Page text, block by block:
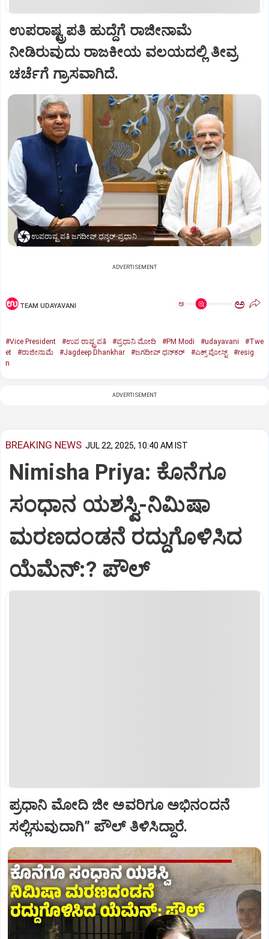
ಉಪರಾಷ್ಟ್ರಪತಿ ಹುದ್ದೆಗೆ ರಾಜೀನಾಮೆ
ನೀಡಿರುವುದು ರಾಜಕೀಯ ವಲಯದಲ್ಲಿ ತೀವ್ರ
ಚರ್ಚೆಗೆ ಗ್ರಾಸವಾಗಿದೆ.
ಉಪರಾಷ್ಟ್ರಪತಿ ಜಗದೀಪ್‌ ಧನ್ಕರ್-ಪ್ರಧಾನಿ ಮೋದಿ
ADVERTISEMENT
TEAM UDAYAVANI ಅ ಅ
#Vice President #ಉಪ ರಾಷ್ಟ್ರಪತಿ #ಪ್ರಧಾನಿ ಮೋದಿ #PM Modi #udayavani
#Twe
et
#ರಾಜೀನಾಮೆ #Jagdeep Dhankhar #ಜಗದೀಪ್‌ ಧನ್‌ಕರ್‌ #ಎಕ್ಸ್‌ ಪೋಸ್ಟ್
#resig
n
ADVERTISEMENT
BREAKING NEWS JUL 22, 2025, 10:40 AM IST
Nimisha Priya: ಕೊನೆಗೂ
ಸಂಧಾನ ಯಶಸ್ವಿ-ನಿಮಿಷಾ
ಮರಣದಂಡನೆ ರದ್ದುಗೊಳಿಸಿದ
ಯೆಮೆನ್:? ಪೌಲ್
ಪ್ರಧಾನಿ ಮೋದಿ ಜೀ ಅವರಿಗೂ ಅಭಿನಂದನೆ
ಸಲ್ಲಿಸುವುದಾಗಿ” ಪೌಲ್‌ ತಿಳಿಸಿದ್ದಾರೆ.